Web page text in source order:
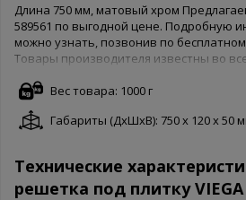
Длина 750 мм, матовый хром
589561 по выгодной цене. Подробную
можно узнать, позвонив по
Товары производителя известны во
беспокоятся о качестве товара и
гарантией. Чтобы купить Viega 589561
магазине, Вам достаточно оформить
Доступны как полная форма
Вес товара: 1000 г
Габариты (ДxШxВ): 750 x 120 x 50
Технические
решетка под плитку VIEGA